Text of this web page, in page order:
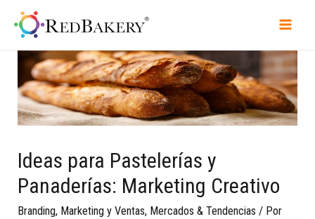
Ideas para Pastelerías y
Panaderías: Marketing Creativo
Branding, Marketing y Ventas, Mercados & Tendencias / Por